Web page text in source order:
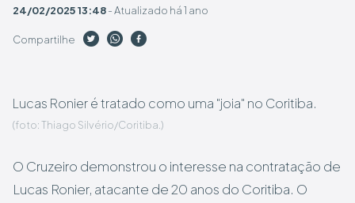
24/02/2025 13:48- Atualizado há 1 ano
Compartilhe
Lucas Ronier é tratado como uma "joia" no Coritiba.
(foto: Thiago Silvério/Coritiba.)
O Cruzeiro demonstrou o interesse na contratação de
Lucas Ronier, atacante de 20 anos do Coritiba. O